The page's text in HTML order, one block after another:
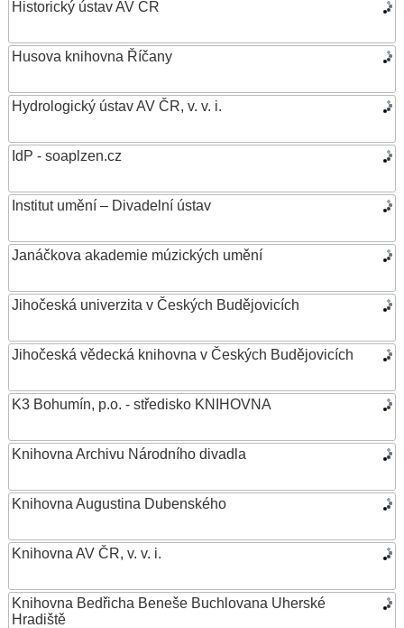
Historický ústav AV ČR
Husova knihovna Říčany
Hydrologický ústav AV ČR, v. v. i.
IdP - soaplzen.cz
Institut umění – Divadelní ústav
Janáčkova akademie múzických umění
Jihočeská univerzita v Českých Budějovicích
Jihočeská vědecká knihovna v Českých Budějovicích
K3 Bohumín, p.o. - středisko KNIHOVNA
Knihovna Archivu Národního divadla
Knihovna Augustina Dubenského
Knihovna AV ČR, v. v. i.
Knihovna Bedřicha Beneše Buchlovana Uherské
Hradiště